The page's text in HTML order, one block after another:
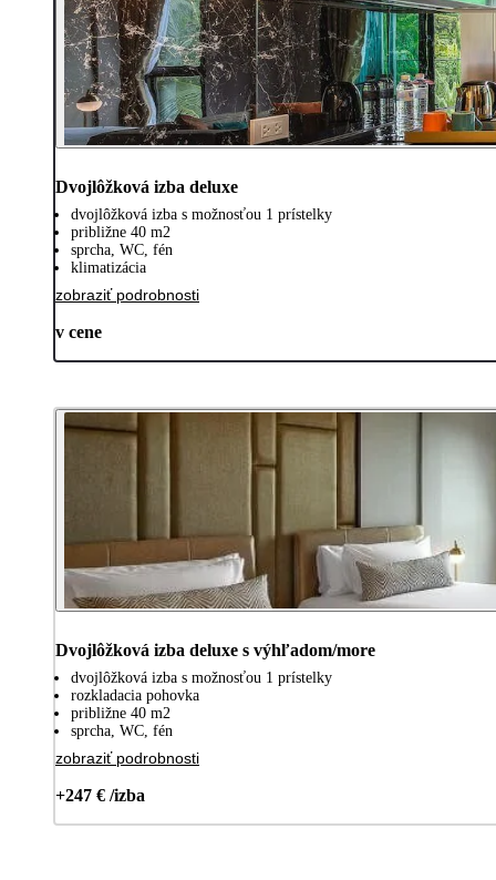
Dvojlôžková izba deluxe
dvojlôžková izba s možnosťou 1 prístelky
približne 40 m2
sprcha, WC, fén
klimatizácia
zobraziť podrobnosti
v cene
Dvojlôžková izba deluxe s výhľadom/more
dvojlôžková izba s možnosťou 1 prístelky
rozkladacia pohovka
približne 40 m2
sprcha, WC, fén
zobraziť podrobnosti
+247 € /izba